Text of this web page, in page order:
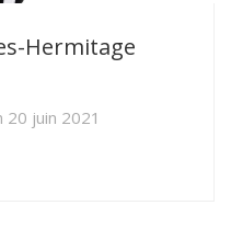
Hermitage
20 juin 2021